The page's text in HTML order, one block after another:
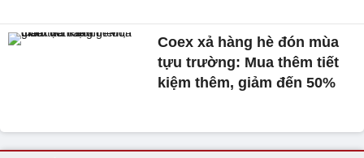
Coex xả hàng hè đón mùa
tựu trường: Mua thêm tiết
kiệm thêm, giảm đến 50%